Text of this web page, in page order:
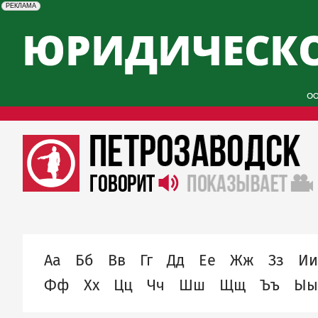
erid: 2SDnjcySKKc
РЕКЛАМА
Реклама
alphabet
Аа Бб Вв Гг Дд Ее Жж Зз Ии
Фф
Хх Цц Чч Шш Щщ Ъъ Ыы